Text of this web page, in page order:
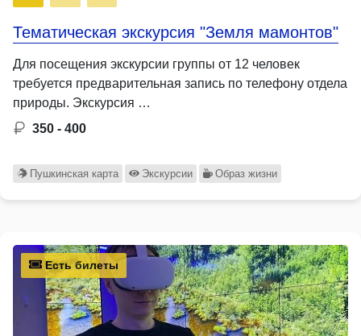
Тематическая экскурсия "Земля мамонтов"
Для посещения экскурсии группы от 12 человек
требуется предварительная запись по телефону отдела
природы. Экскурсия …
350 - 400
Пушкинская карта Экскурсии Образ жизни
Есть билеты